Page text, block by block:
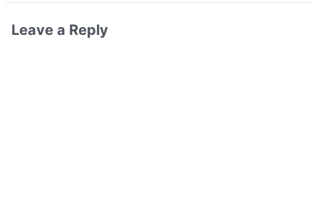
Leave a Reply